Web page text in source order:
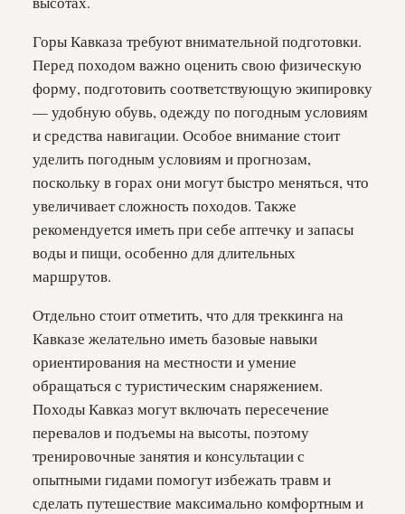
Горы Кавказа требуют внимательной подготовки.
Перед походом важно оценить свою физическую
форму, подготовить соответствующую экипировку
— удобную обувь, одежду по погодным условиям
и средства навигации. Особое внимание стоит
уделить погодным условиям и прогнозам,
поскольку в горах они могут быстро меняться, что
увеличивает сложность походов. Также
рекомендуется иметь при себе аптечку и запасы
воды и пищи, особенно для длительных
маршрутов.
Отдельно стоит отметить, что для треккинга на
Кавказе желательно иметь базовые навыки
ориентирования на местности и умение
обращаться с туристическим снаряжением.
Походы Кавказ могут включать пересечение
перевалов и подъемы на высоты, поэтому
тренировочные занятия и консультации с
опытными гидами помогут избежать травм и
сделать путешествие максимально комфортным и